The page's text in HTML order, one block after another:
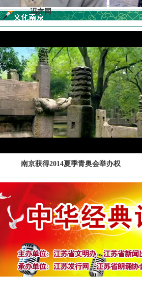
冯亦同
南京获得2014夏季青奥会举办权